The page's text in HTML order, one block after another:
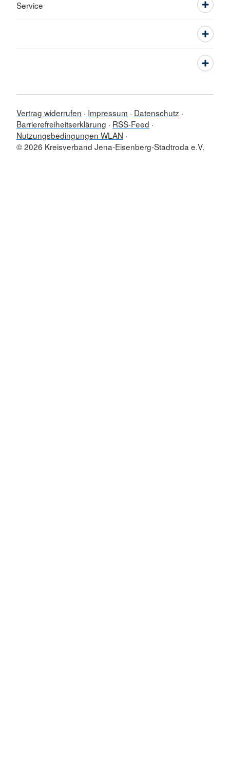
Service
Vertrag widerrufen Impressum
Datenschutz
Barrierefreiheitserklärung
RSS-Feed
Nutzungsbedingungen WLAN
© 2026 Kreisverband Jena-Eisenberg-Stadtroda e.V.